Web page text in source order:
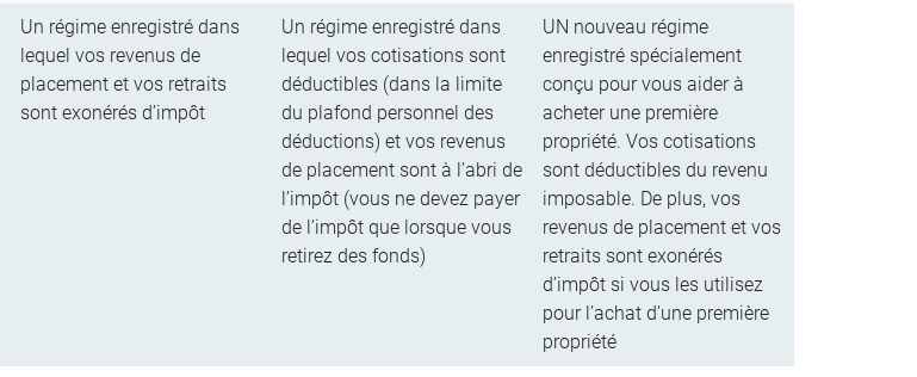
Un régime enregistré dans
lequel vos revenus de
placement et vos retraits
sont exonérés d’impôt
Un régime enregistré dans
lequel vos cotisations sont
déductibles (dans la limite
du plafond personnel des
déductions) et vos revenus
de placement sont à l’abri de
l’impôt (vous ne devez payer
de l’impôt que lorsque vous
retirez des fonds)
UN nouveau régime
enregistré spécialement
conçu pour vous aider à
acheter une première
propriété. Vos cotisations
sont déductibles du revenu
imposable. De plus, vos
revenus de placement et vos
retraits sont exonérés
d’impôt si vous les utilisez
pour l’achat d’une première
propriété